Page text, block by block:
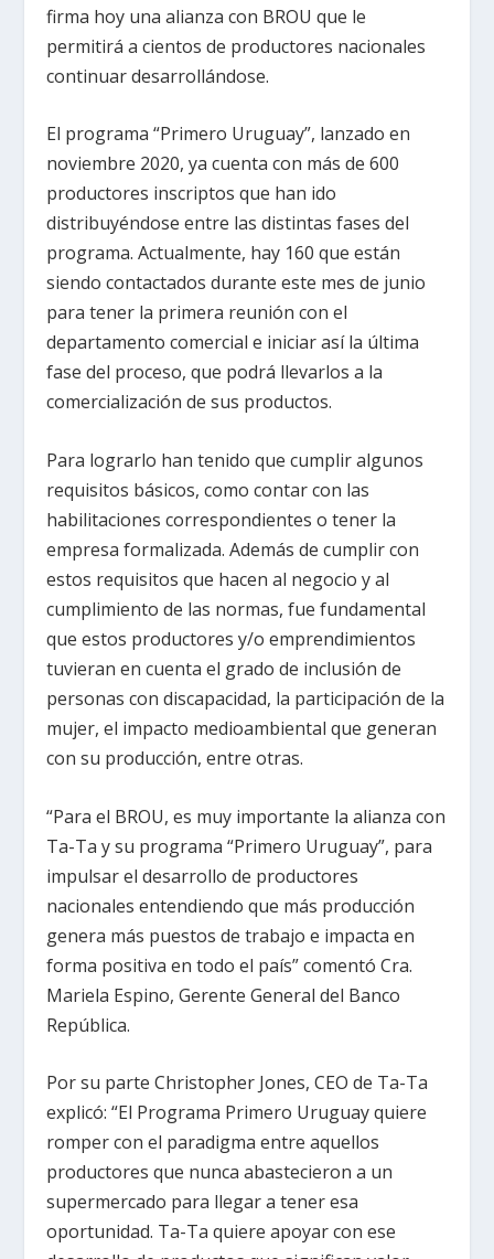
firma hoy una alianza con BROU que le
permitirá a cientos de productores nacionales
continuar desarrollándose.
El programa “Primero Uruguay”, lanzado en
noviembre 2020, ya cuenta con más de 600
productores inscriptos que han ido
distribuyéndose entre las distintas fases del
programa. Actualmente, hay 160 que están
siendo contactados durante este mes de junio
para tener la primera reunión con el
departamento comercial e iniciar así la última
fase del proceso, que podrá llevarlos a la
comercialización de sus productos.
Para lograrlo han tenido que cumplir algunos
requisitos básicos, como contar con las
habilitaciones correspondientes o tener la
empresa formalizada. Además de cumplir con
estos requisitos que hacen al negocio y al
cumplimiento de las normas, fue fundamental
que estos productores y/o emprendimientos
tuvieran en cuenta el grado de inclusión de
personas con discapacidad, la participación de la
mujer, el impacto medioambiental que generan
con su producción, entre otras.
“Para el BROU, es muy importante la alianza con
Ta-Ta y su programa “Primero Uruguay”, para
impulsar el desarrollo de productores
nacionales entendiendo que más producción
genera más puestos de trabajo e impacta en
forma positiva en todo el país” comentó Cra.
Mariela Espino, Gerente General del Banco
República.
Por su parte Christopher Jones, CEO de Ta-Ta
explicó: “El Programa Primero Uruguay quiere
romper con el paradigma entre aquellos
productores que nunca abastecieron a un
supermercado para llegar a tener esa
oportunidad. Ta-Ta quiere apoyar con ese